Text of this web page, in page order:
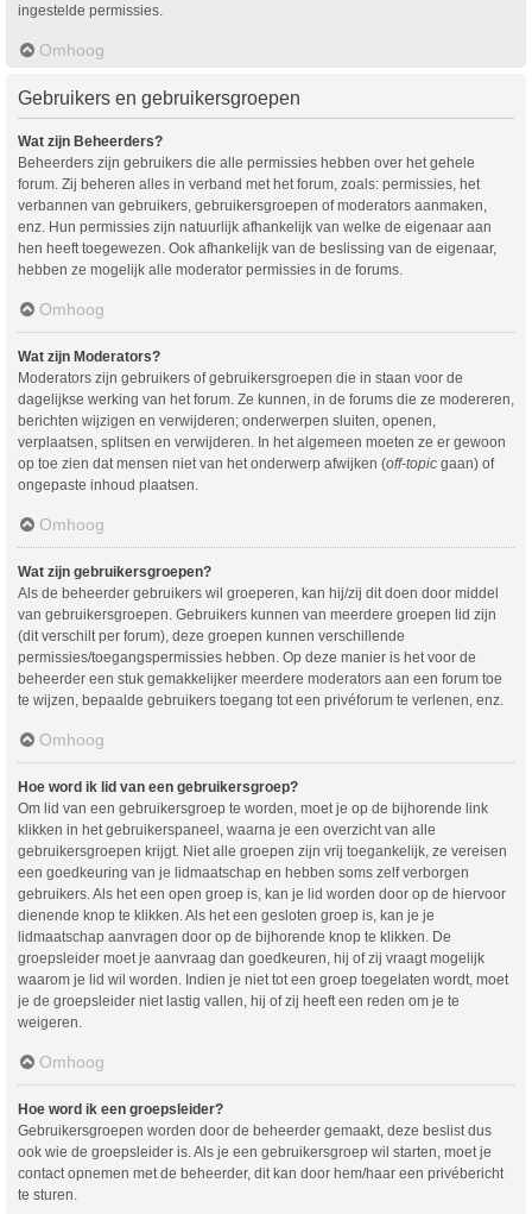
ingestelde permissies.
Omhoog
Gebruikers en gebruikersgroepen
Wat zijn Beheerders?
Beheerders zijn gebruikers die alle permissies hebben over het gehele
forum. Zij beheren alles in verband met het forum, zoals: permissies, het
verbannen van gebruikers, gebruikersgroepen of moderators aanmaken,
enz. Hun permissies zijn natuurlijk afhankelijk van welke de eigenaar aan
hen heeft toegewezen. Ook afhankelijk van de beslissing van de eigenaar,
hebben ze mogelijk alle moderator permissies in de forums.
Omhoog
Wat zijn Moderators?
Moderators zijn gebruikers of gebruikersgroepen die in staan voor de
dagelijkse werking van het forum. Ze kunnen, in de forums die ze modereren,
berichten wijzigen en verwijderen; onderwerpen sluiten, openen,
verplaatsen, splitsen en verwijderen. In het algemeen moeten ze er gewoon
op toe zien dat mensen niet van het onderwerp afwijken (off-topic gaan) of
ongepaste inhoud plaatsen.
Omhoog
Wat zijn gebruikersgroepen?
Als de beheerder gebruikers wil groeperen, kan hij/zij dit doen door middel
van gebruikersgroepen. Gebruikers kunnen van meerdere groepen lid zijn
(dit verschilt per forum), deze groepen kunnen verschillende
permissies/toegangspermissies hebben. Op deze manier is het voor de
beheerder een stuk gemakkelijker meerdere moderators aan een forum toe
te wijzen, bepaalde gebruikers toegang tot een privéforum te verlenen, enz.
Omhoog
Hoe word ik lid van een gebruikersgroep?
Om lid van een gebruikersgroep te worden, moet je op de bijhorende link
klikken in het gebruikerspaneel, waarna je een overzicht van alle
gebruikersgroepen krijgt. Niet alle groepen zijn vrij toegankelijk, ze vereisen
een goedkeuring van je lidmaatschap en hebben soms zelf verborgen
gebruikers. Als het een open groep is, kan je lid worden door op de hiervoor
dienende knop te klikken. Als het een gesloten groep is, kan je je
lidmaatschap aanvragen door op de bijhorende knop te klikken. De
groepsleider moet je aanvraag dan goedkeuren, hij of zij vraagt mogelijk
waarom je lid wil worden. Indien je niet tot een groep toegelaten wordt, moet
je de groepsleider niet lastig vallen, hij of zij heeft een reden om je te
weigeren.
Omhoog
Hoe word ik een groepsleider?
Gebruikersgroepen worden door de beheerder gemaakt, deze beslist dus
ook wie de groepsleider is. Als je een gebruikersgroep wil starten, moet je
contact opnemen met de beheerder, dit kan door hem/haar een privébericht
te sturen.